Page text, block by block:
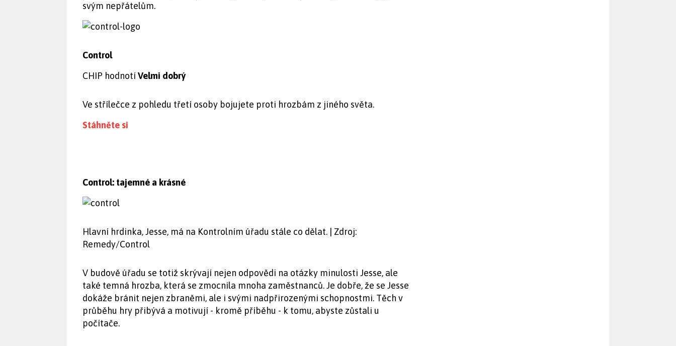
svým nepřátelům.
Control
CHIP hodnotíVelmi dobrý
Ve střílečce z pohledu třetí osoby bojujete proti hrozbám z jiného světa.
Stáhněte si
Control: tajemné a krásné
Hlavní hrdinka, Jesse, má na Kontrolním úřadu stále co dělat. | Zdroj:
Remedy/Control
V budově úřadu se totiž skrývají nejen odpovědi na otázky minulosti Jesse, ale
také temná hrozba, která se zmocnila mnoha zaměstnanců. Je dobře, že se Jesse
dokáže bránit nejen zbraněmi, ale i svými nadpřirozenými schopnostmi. Těch v
průběhu hry přibývá a motivují - kromě příběhu - k tomu, abyste zůstali u
počítače.